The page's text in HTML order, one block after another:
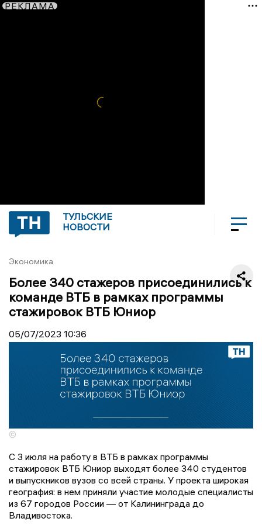
РЕКЛАМА
ТУЛЬСКИЕ
НОВОСТИ
Экономика
Более 340 стажеров присоединились к
команде ВТБ в рамках программы
стажировок ВТБ Юниор
05/07/2023 10:36
©
С 3 июля на работу в ВТБ в рамках программы
стажировок ВТБ Юниор выходят более 340 студентов
и выпускников вузов со всей страны. У проекта широкая
география: в нем приняли участие молодые специалисты
из 67 городов России — от Калининграда до
Владивостока.